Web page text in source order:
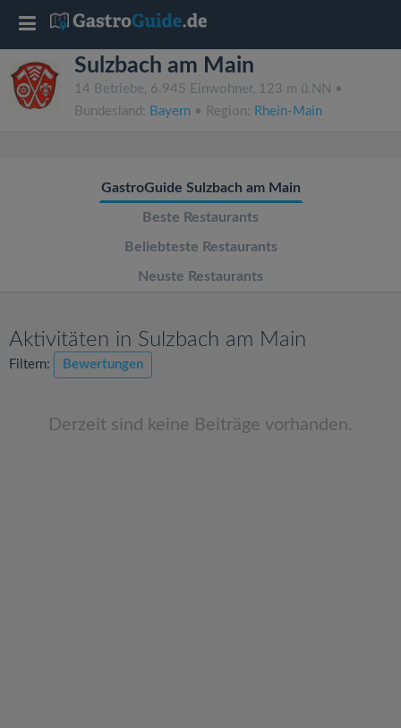
Sulzbach am Main
14 Betriebe, 6.945 Einwohner, 123 m ü.NN •
Bundesland: Bayern • Region: Rhein-Main
GastroGuide Sulzbach am Main
Beste Restaurants
Beliebteste Restaurants
Neuste Restaurants
Aktivitäten in Sulzbach am Main
Filtern: Bewertungen
Derzeit sind keine Beiträge vorhanden.
T
o